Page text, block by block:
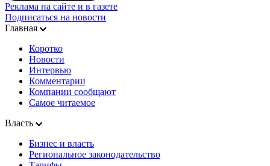
Реклама на сайте и в газете
Подписаться на новости
Главная
Коротко
Новости
Интервью
Комментарии
Компании сообщают
Самое читаемое
Власть
Бизнес и власть
Региональное законодательство